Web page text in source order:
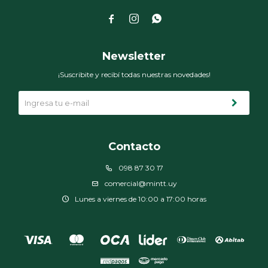
  
Contacto
098 87 30 17
comercial@mintt.uy
Lunes a viernes de 10:00 a 17:00 horas
Newsletter
¡Suscribite y recibí todas nuestras novedades!